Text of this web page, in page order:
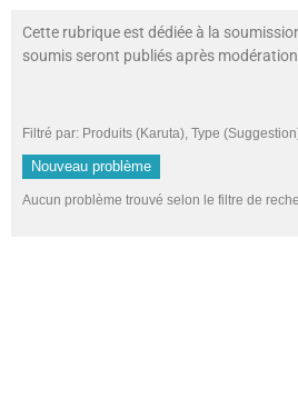
Cette rubrique est dédiée à la
soumis seront publiés après
Filtré par: Produits (Karuta), Type
Nouveau problème
Aucun problème trouvé selon le filtre de